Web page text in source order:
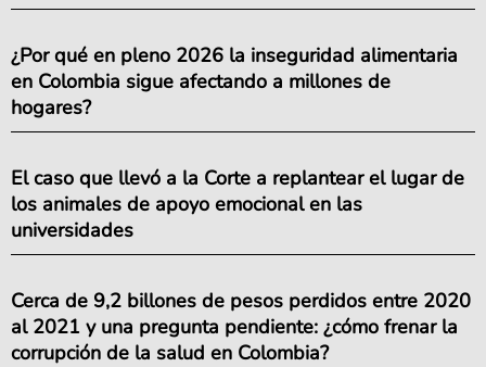
¿Por qué en pleno 2026 la inseguridad alimentaria
en Colombia sigue afectando a millones de
hogares?
El caso que llevó a la Corte a replantear el lugar de
los animales de apoyo emocional en las
universidades
Cerca de 9,2 billones de pesos perdidos entre 2020
al 2021 y una pregunta pendiente: ¿cómo frenar la
corrupción de la salud en Colombia?